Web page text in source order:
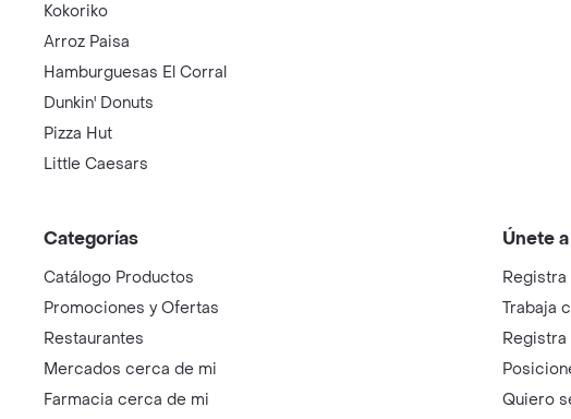
Kokoriko
Arroz Paisa
Hamburguesas El Corral
Dunkin' Donuts
Pizza Hut
Little Caesars
Categorías
Catálogo Productos
Promociones y Ofertas
Restaurantes
Mercados cerca de mi
Farmacia cerca de mi
Únete
Trabaja
Registra
Quiero